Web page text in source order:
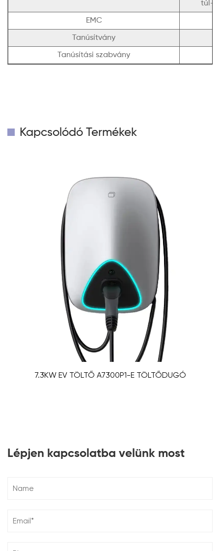
túl-/
EMC
Tanúsítvány
Tanúsítási szabvány
Kapcsolódó Termékek
7.3KW EV TÖLTŐ A7300P1-E TÖLTŐDUGÓ
Lépjen kapcsolatba velünk most